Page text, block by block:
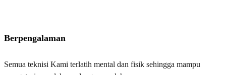
Berpengalaman
Semua teknisi Kami terlatih mental dan fisik sehingga mampu